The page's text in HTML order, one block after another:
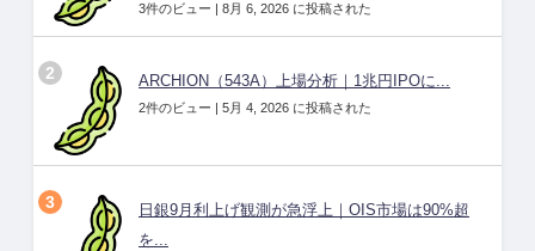
3件のビュー | 8月 6, 2026 に投稿された
ARCHION（543A）上場分析｜1兆円IPOに...
2件のビュー | 5月 4, 2026 に投稿された
日銀9月利上げ観測が急浮上｜OIS市場は90%超
を...